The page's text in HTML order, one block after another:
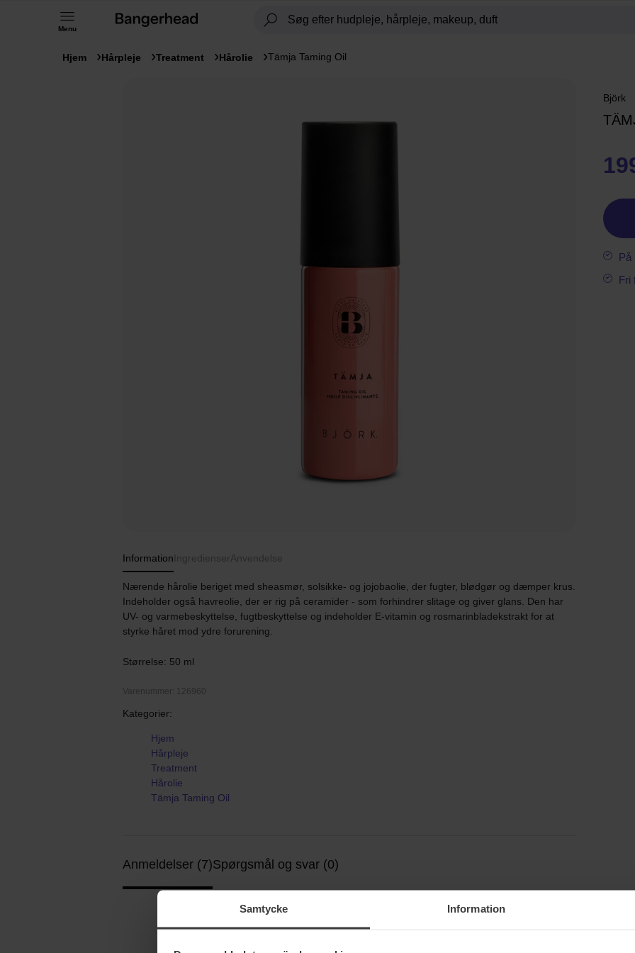
Samtycke Information
Menu
Hjem Hårpleje Treatment Hårolie Tämja Taming Oil
Björk
På
Fri
Information Ingredienser Anvendelse
Nærende hårolie beriget med sheasmør, solsikke- og jojobaolie, der fugter, blødgør og dæmper krus.
Indeholder også havreolie, der er rig på ceramider - som forhindrer slitage og giver glans. Den har
UV- og varmebeskyttelse, fugtbeskyttelse og indeholder E-vitamin og rosmarinbladekstrakt for at
styrke håret mod ydre forurening.
Størrelse: 50 ml
Varenummer: 126960
Kategorier:
Hjem
Hårpleje
Treatment
Hårolie
Tämja Taming Oil
Anmeldelser (7)Spørgsmål og svar (0)